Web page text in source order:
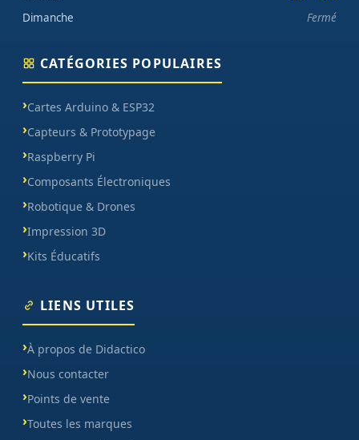
Dimanche
Fermé
CATÉGORIES POPULAIRES
Cartes Arduino & ESP32
Capteurs & Prototypage
Raspberry Pi
Composants Électroniques
Robotique & Drones
Impression 3D
Kits Éducatifs
LIENS UTILES
À propos de Didactico
Nous contacter
Points de vente
Toutes les marques